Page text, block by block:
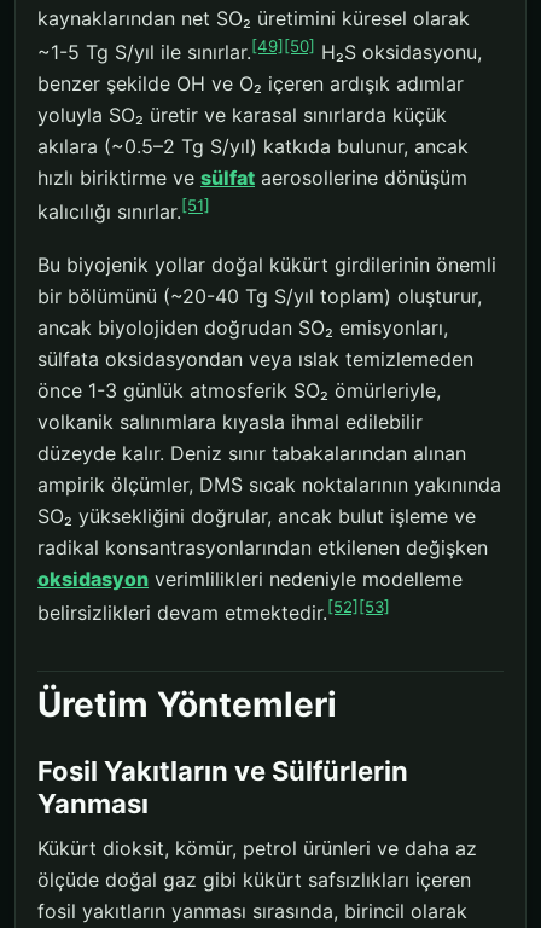
kaynaklarından net SO₂ üretimini küresel olarak
~1-5 Tg S/yıl ile sınırlar.[49] [50] H₂S oksidasyonu,
benzer şekilde OH ve O₂ içeren ardışık adımlar
yoluyla SO₂ üretir ve karasal sınırlarda küçük
akılara (~0.5–2 Tg S/yıl) katkıda bulunur, ancak
hızlı biriktirme ve sülfat aerosollerine dönüşüm
kalıcılığı sınırlar.[51]
Bu biyojenik yollar doğal kükürt girdilerinin önemli
bir bölümünü (~20-40 Tg S/yıl toplam) oluşturur,
ancak biyolojiden doğrudan SO₂ emisyonları,
sülfata oksidasyondan veya ıslak temizlemeden
önce 1-3 günlük atmosferik SO₂ ömürleriyle,
volkanik salınımlara kıyasla ihmal edilebilir
düzeyde kalır. Deniz sınır tabakalarından alınan
ampirik ölçümler, DMS sıcak noktalarının yakınında
SO₂ yüksekliğini doğrular, ancak bulut işleme ve
radikal konsantrasyonlarından etkilenen değişken
oksidasyon verimlilikleri nedeniyle modelleme
belirsizlikleri devam etmektedir.[52] [53]
Üretim Yöntemleri
Fosil Yakıtların ve Sülfürlerin
Yanması
Kükürt dioksit, kömür, petrol ürünleri ve daha az
ölçüde doğal gaz gibi kükürt safsızlıkları içeren
fosil yakıtların yanması sırasında, birincil olarak